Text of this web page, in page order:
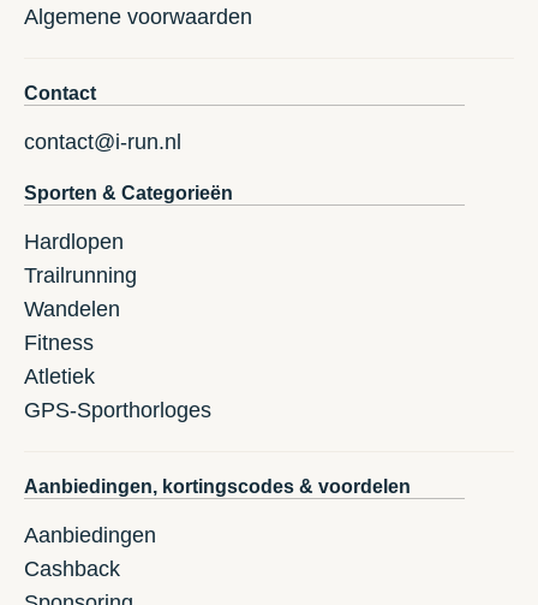
Algemene voorwaarden
Contact
contact@i-run.nl
Sporten & Categorieën
Hardlopen
Trailrunning
Wandelen
Fitness
Atletiek
GPS-Sporthorloges
Aanbiedingen, kortingscodes & voordelen
Aanbiedingen
Cashback